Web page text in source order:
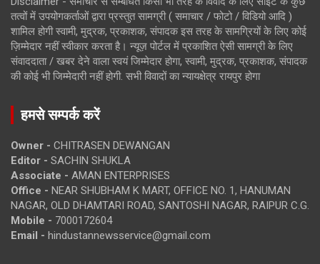
तत्वों में उपयोगकर्ताओं द्वारा प्रस्तुत सामग्री ( समाचार / फोटो / विडियो आदि )
शामिल होगी स्वामी, मुद्रक, प्रकाशक, संपादक इस तरह के सामग्रियों के लिए कोई
ज़िम्मेदार नहीं स्वीकार करता है। न्यूज़ पोर्टल में प्रकाशित ऐसी सामग्री के लिए
संवाददाता / खबर देने वाला स्वयं जिम्मेदार होगा, स्वामी, मुद्रक, प्रकाशक, संपादक
की कोई भी जिम्मेदारी नहीं होगी. सभी विवादों का न्यायक्षेत्र रायपुर होगा
हमसे सम्पर्क करें
Owner - CHITRASEN DEWANGAN
Editor - SACHIN SHUKLA
Associate - AMAN ENTERPRISES
Office - NEAR SHUBHAM K MART, OFFICE NO. 1, HANUMAN
NAGAR, OLD DHAMTARI ROAD, SANTOSHI NAGAR, RAIPUR C.G.
Mobile - 7000172604
Email - hindustannewsservice@gmail.com